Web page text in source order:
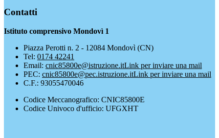
Contatti
Istituto comprensivo Mondovì 1
Piazza Perotti n. 2 - 12084 Mondovì (CN)
Tel: 0174 42241
Email: cnic85800e@istruzione.itLink per inviare una mail
PEC: cnic85800e@pec.istruzione.itLink per inviare una mail
C.F.: 93055470046
Codice Meccanografico: CNIC85800E
Codice Univoco d'ufficio: UFGXHT